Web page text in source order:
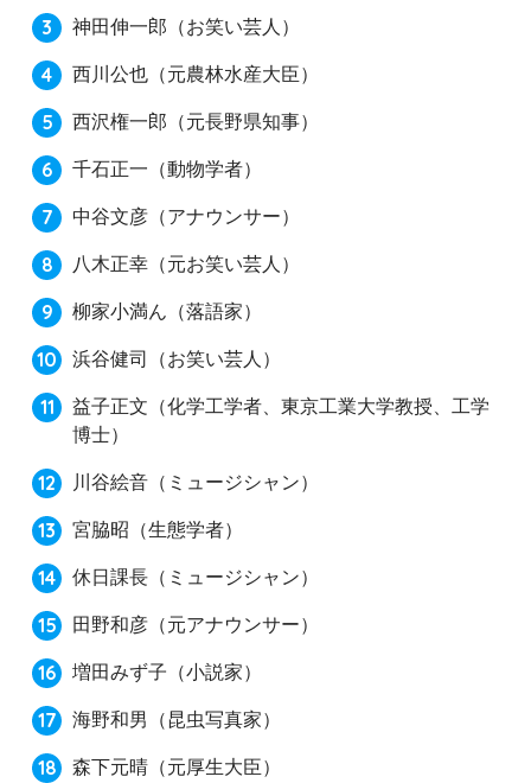
神田伸一郎 （お笑い芸人）
西川公也 （元農林水産大臣）
西沢権一郎 （元長野県知事）
千石正一 （動物学者）
中谷文彦（アナウンサー）
八木正幸 （元お笑い芸人）
柳家小満ん （落語家）
浜谷健司 （お笑い芸人）
益子正文 （化学工学者、東京工業大学教授、工学
博士）
川谷絵音 （ミュージシャン）
宮脇昭 （生態学者）
休日課長 （ミュージシャン）
田野和彦 （元アナウンサー）
増田みず子 （小説家）
海野和男 （昆虫写真家）
森下元晴 （元厚生大臣）